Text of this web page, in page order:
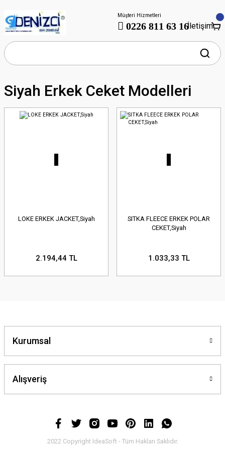
Müşteri Hizmetleri
0226 811 63 16İletişim
Siyah Erkek Ceket Modelleri
LOKE ERKEK JACKET,Siyah
2.194,44 TL
SITKA FLEECE ERKEK POLAR
CEKET,Siyah
1.033,33 TL
Kurumsal
Alışveriş
2022 Copyright IdeaSoft - Tüm Hakları Saklıdır.